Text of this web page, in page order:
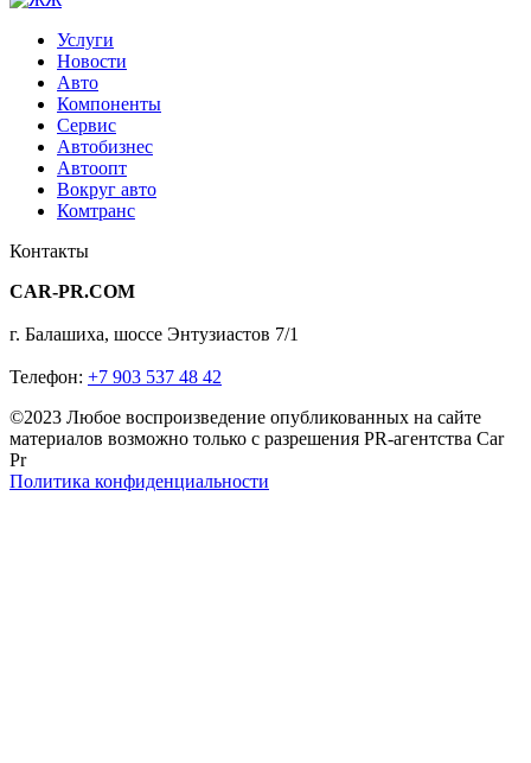
Услуги
Новости
Авто
Компоненты
Сервис
Автобизнес
Автоопт
Вокруг авто
Комтранс
Контакты
CAR-PR.COM
г. Балашиха, шоссе Энтузиастов 7/1
Телефон: +7 903 537 48 42
©2023 Любое воспроизведение опубликованных на сайте
материалов возможно только с разрешения PR-агентства Car
Pr
Политика конфиденциальности